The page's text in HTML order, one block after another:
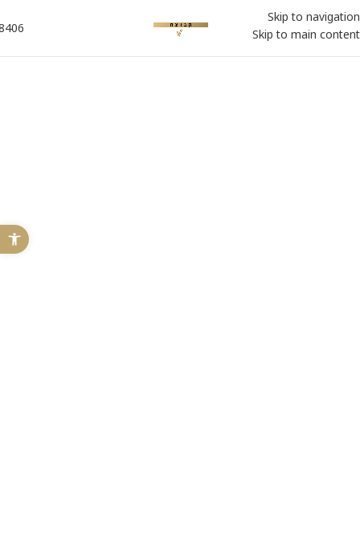
Skip to navigation
Skip to main content